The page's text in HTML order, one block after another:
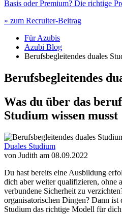
Basis oder Premium? Die richtige
» zum Recruiter-Beitrag
Für Azubis
Azubi Blog
Berufsbegleitendes duales
Berufsbegleitendes
Was du über das
Studium wissen musst
Duales Studium
von Judith am 08.09.2022
Du hast bereits eine Ausbildung
dich aber weiter qualifizieren, ohne
verbundene Sicherheit zu
organisatorischen Dingen? Dann ist
Studium das richtige Modell für